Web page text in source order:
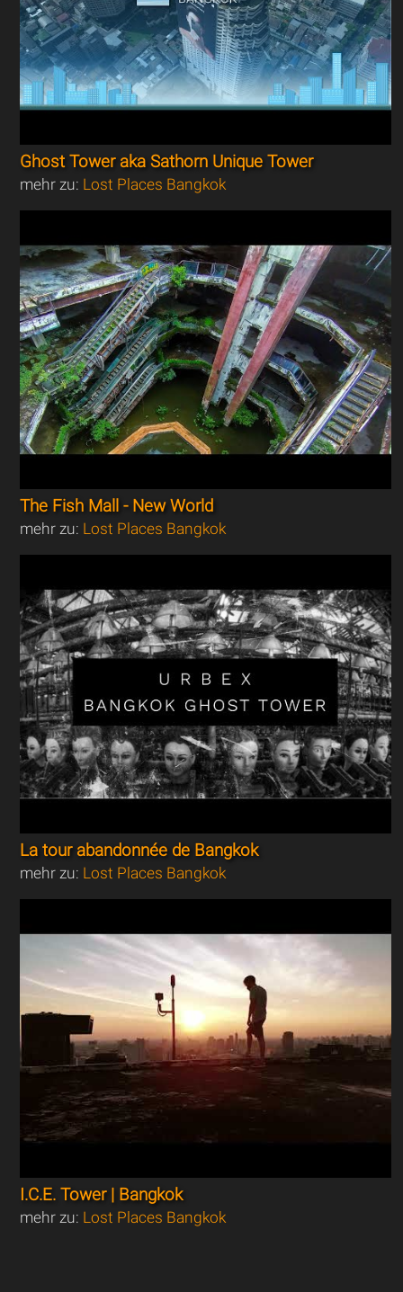
Ghost Tower aka Sathorn Unique Tower
mehr zu: Lost Places Bangkok
The Fish Mall - New World
mehr zu: Lost Places Bangkok
La tour abandonnée de Bangkok
mehr zu: Lost Places Bangkok
I.C.E. Tower | Bangkok
mehr zu: Lost Places Bangkok